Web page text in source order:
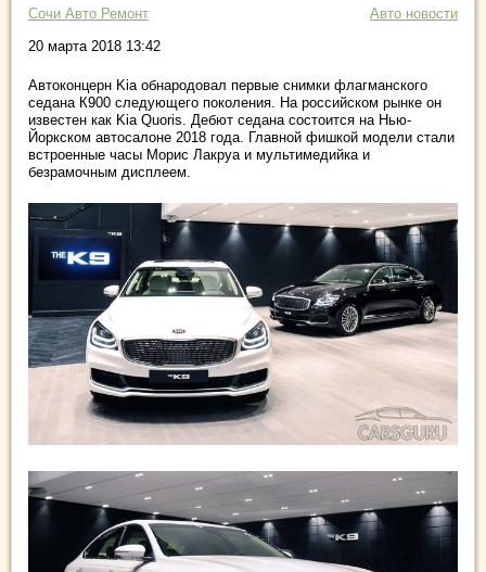
Сочи Авто Ремонт
Авто новости
20 марта 2018 13:42
Автоконцерн Kia обнародовал первые снимки флагманского
седана К900 следующего поколения. На российском рынке он
известен как Kia Quoris. Дебют седана состоится на Нью-
Йоркском автосалоне 2018 года. Главной фишкой модели стали
встроенные часы Морис Лакруа и мультимедийка и
безрамочным дисплеем.